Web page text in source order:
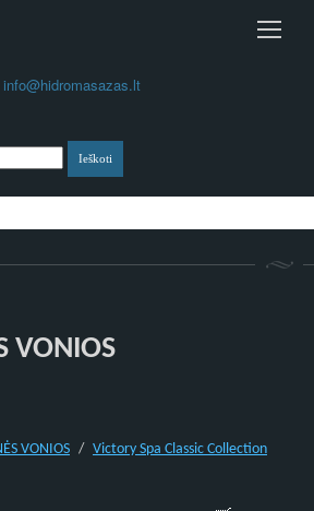
info@hidromasazas.lt
VONIOS
VONIOS Victory Spa Classic Collection